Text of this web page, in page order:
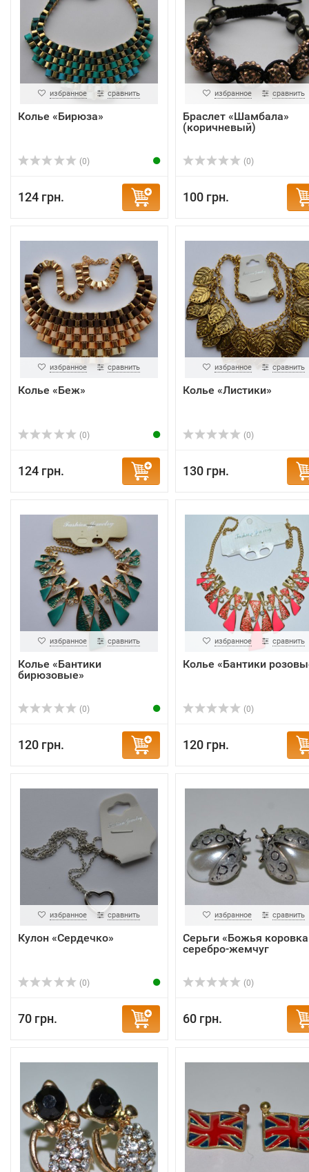
избранное сравнить
Колье «Бирюза»
(0)
124 грн.
избранное сравнить
Браслет «Шамбала»
(коричневый)
(0)
100 грн.
избранное сравнить
Колье «Беж»
(0)
124 грн.
избранное сравнить
Колье «Листики»
(0)
130 грн.
избранное сравнить
Колье «Бантики
бирюзовые»
(0)
120 грн.
избранное сравнить
Колье «Бантики
(0)
120 грн.
избранное сравнить
Кулон «Сердечко»
(0)
70 грн.
избранное сравнить
Серьги «Божья
серебро-жемчуг
(0)
60 грн.